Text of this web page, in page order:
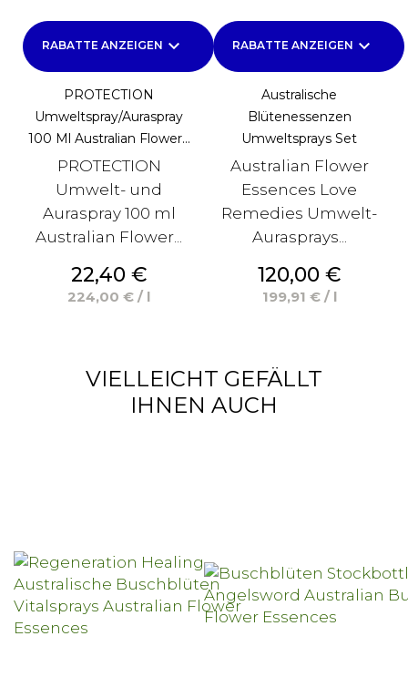
RABATTE ANZEIGEN keyboard_arrow_down
PROTECTION
Umweltspray/Auraspray
100 Ml Australian Flower...
PROTECTION
Umwelt- und
Auraspray 100 ml
Australian Flower...
Preis
22,40 €
224,00 € / l
RABATTE ANZEIGEN keyboard_arrow_down
Australische
Blütenessenzen
Umweltsprays Set
Australian Flower
Essences Love
Remedies Umwelt-
Aurasprays...
Preis
120,00 €
199,91 € / l
VIELLEICHT GEFÄLLT
IHNEN AUCH